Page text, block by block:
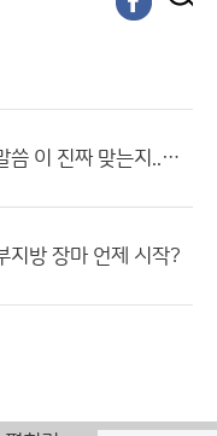
장마는 전화통화 대변인 말씀 이 진짜 맞는지....중부지방 다음주주말초반쯤 장마시작하는데...
지방 장마 언제 시작?